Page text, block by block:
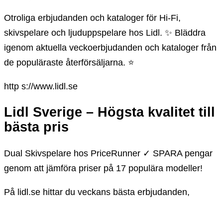
Otroliga erbjudanden och kataloger för Hi-Fi,
skivspelare och ljuduppspelare hos Lidl. ✨ Bläddra
igenom aktuella veckoerbjudanden och kataloger från
de populäraste återförsäljarna. ⭐
http s://www.lidl.se
Lidl Sverige – Högsta kvalitet till
bästa pris
Dual Skivspelare hos PriceRunner ✓ SPARA pengar
genom att jämföra priser på 17 populära modeller!
På lidl.se hittar du veckans bästa erbjudanden,